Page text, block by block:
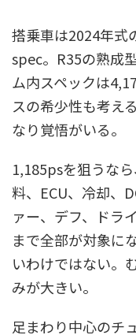
搭乗車は2024年式
spec。R35の熟成
ム内スペックは
スの希少性も考え
なり覚悟がいる。
1,185psを狙うな
料、ECU、冷却、
ァー、デフ、ドラ
まで全部が対象に
いわけではない。
みが大きい。
足まわり中心のチ